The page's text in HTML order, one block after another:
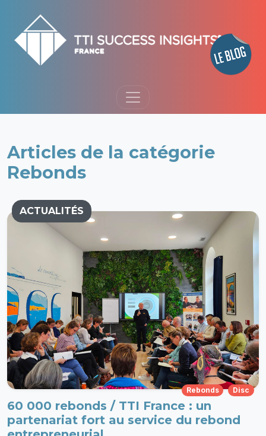
Articles de la catégorie
Rebonds
ACTUALITÉS
Rebonds Disc
60 000 rebonds / TTI France : un
partenariat fort au service du rebond